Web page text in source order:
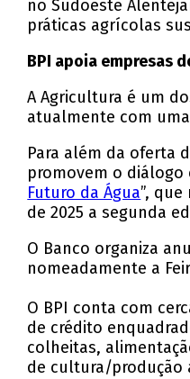
no Sudoeste
práticas agrícolas
BPI apoia empresas
A Agricultura é um
atualmente com
Para além da oferta
promovem o diálogo
Futuro da Água”,
de 2025 a segunda
O Banco organiza
nomeadamente a
O BPI conta com
de crédito
colheitas,
de cultura/produção